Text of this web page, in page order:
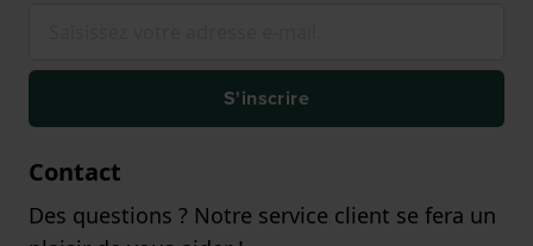
S'inscrire
Contact
Des questions ? Notre service client se fera un